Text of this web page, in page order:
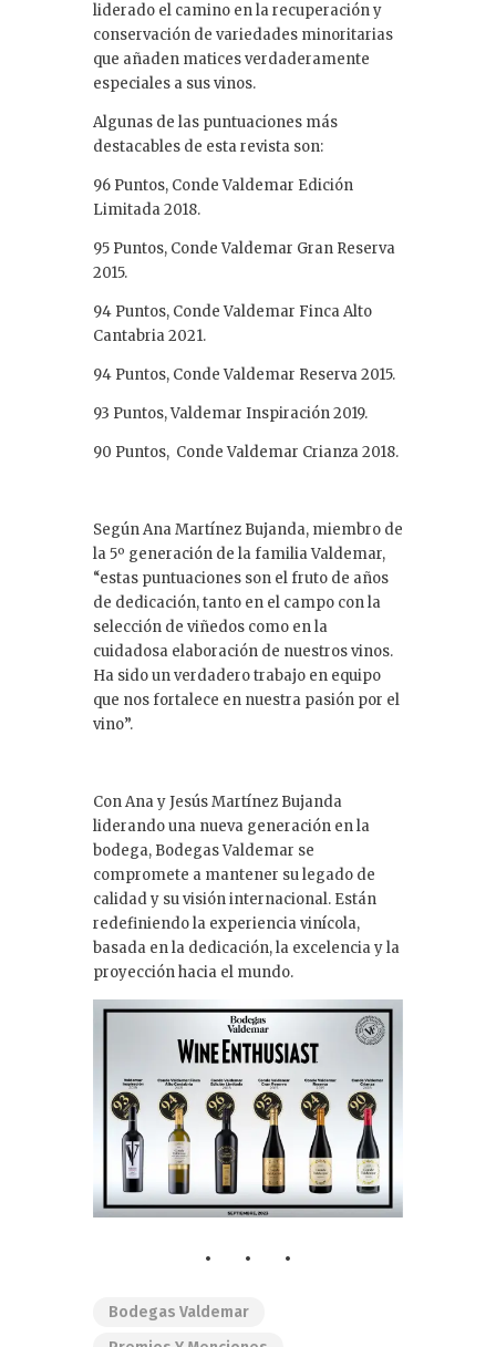
liderado el camino en la recuperación y
conservación de variedades minoritarias
que añaden matices verdaderamente
especiales a sus vinos.
Algunas de las puntuaciones más
destacables de esta revista son:
96 Puntos, Conde Valdemar Edición
Limitada 2018.
95 Puntos, Conde Valdemar Gran Reserva
2015.
94 Puntos, Conde Valdemar Finca Alto
Cantabria 2021.
94 Puntos, Conde Valdemar Reserva 2015.
93 Puntos, Valdemar Inspiración 2019.
90 Puntos, Conde Valdemar Crianza 2018.
Según Ana Martínez Bujanda, miembro de
la 5º generación de la familia Valdemar,
“estas puntuaciones son el fruto de años
de dedicación, tanto en el campo con la
selección de viñedos como en la
cuidadosa elaboración de nuestros vinos.
Ha sido un verdadero trabajo en equipo
que nos fortalece en nuestra pasión por el
vino”.
Con Ana y Jesús Martínez Bujanda
liderando una nueva generación en la
bodega, Bodegas Valdemar se
compromete a mantener su legado de
calidad y su visión internacional. Están
redefiniendo la experiencia vinícola,
basada en la dedicación, la excelencia y la
proyección hacia el mundo.
Bodegas Valdemar